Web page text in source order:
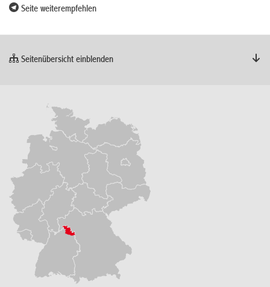
Seite weiterempfehlen
Seitenübersicht einblenden